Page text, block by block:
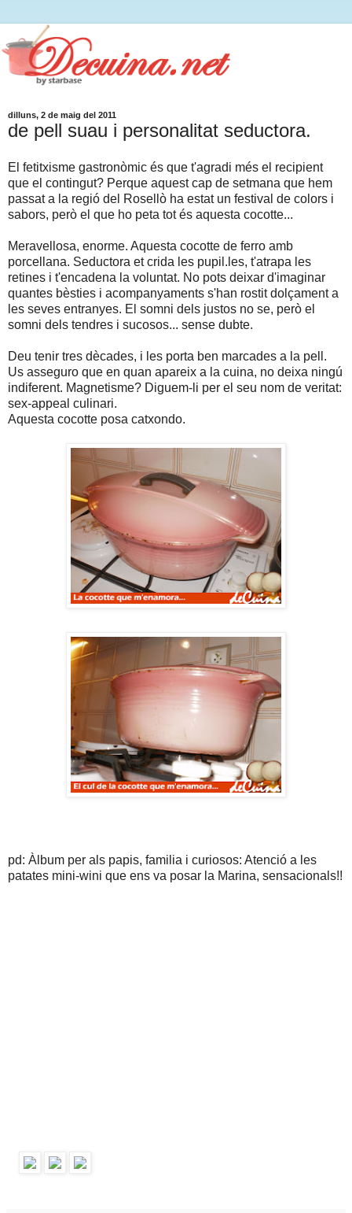
dilluns, 2 de maig del 2011
de pell suau i personalitat seductora.
El fetitxisme gastronòmic és que t'agradi més el recipient
que el contingut? Perque aquest cap de setmana que hem
passat a la regió del Rosellò ha estat un festival de colors i
sabors, però el que ho peta tot és aquesta cocotte...
Meravellosa, enorme. Aquesta cocotte de ferro amb
porcellana. Seductora et crida les pupil.les, t'atrapa les
retines i t'encadena la voluntat. No pots deixar d'imaginar
quantes bèsties i acompanyaments s'han rostit dolçament a
les seves entranyes. El somni dels justos no se, però el
somni dels tendres i sucosos... sense dubte.
Deu tenir tres dècades, i les porta ben marcades a la pell.
Us asseguro que en quan apareix a la cuina, no deixa ningú
indiferent. Magnetisme? Diguem-li per el seu nom de veritat:
sex-appeal culinari.
Aquesta cocotte posa catxondo.
pd: Àlbum per als papis, familia i curiosos: Atenció a les
patates mini-wini que ens va posar la Marina, sensacionals!!